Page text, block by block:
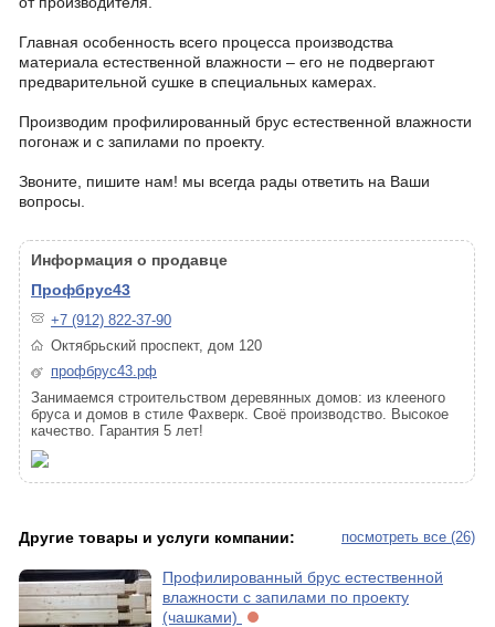
Главная особенность всего процесса производства
материала естественной влажности – его не подвергают
предварительной сушке в специальных камерах.
Производим профилированный брус естественной влажности
погонаж и с запилами по проекту.
Звоните, пишите нам! мы всегда рады ответить на Ваши
вопросы.
Информация о продавце
Профбрус43
+7 (912) 822-37-90
Октябрьский проспект, дом 120
профбрус43.рф
Занимаемся строительством деревянных домов: из клееного
бруса и домов в стиле Фахверк. Своё производство. Высокое
качество. Гарантия 5 лет!
посмотреть все (26)
Другие товары и услуги компании:
Профилированный брус естественной
влажности с запилами по проекту
(чашками)